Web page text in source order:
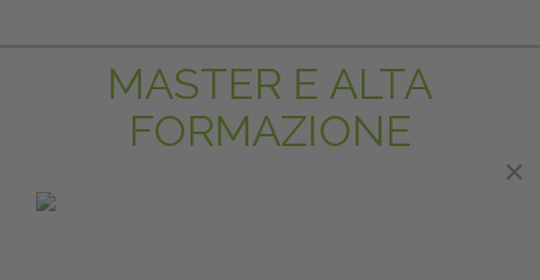
MASTER E ALTA
FORMAZIONE
×